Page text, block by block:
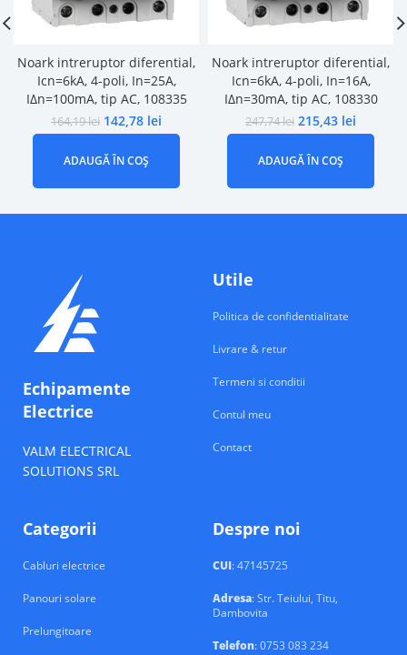
Noark intreruptor diferential,
Icn=6kA, 4-poli, In=25A,
IΔn=100mA, tip AC, 108335
164,19lei 142,78 lei
ADAUGĂ ÎN COȘ
Noark intreruptor diferential,
Icn=6kA, 4-poli, In=16A,
IΔn=30mA, tip AC, 108330
247,74lei 215,43 lei
ADAUGĂ ÎN COȘ
Echipamente
Electrice
VALM ELECTRICAL
SOLUTIONS SRL
Utile
Politica de confidentialitate
Livrare & retur
Termeni si conditii
Contul meu
Contact
Categorii
Cabluri electrice
Panouri solare
Prelungitoare
Despre noi
CUI: 47145725
Adresa: Str. Teiului, Titu,
Dambovita
Telefon: 0753 083 234